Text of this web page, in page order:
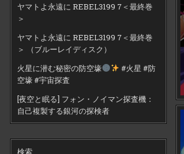
ヤマトよ永遠に REBEL3199 7＜最終巻
＞
ヤマトよ永遠に REBEL3199 7＜最終巻
＞ （ブルーレイディスク）
火星に潜む秘密の防空壕
#火星 #防
空壕 #宇宙探査
[夜空と眠る] フォン・ノイマン探査機：
自己複製する銀河の探検者
検索